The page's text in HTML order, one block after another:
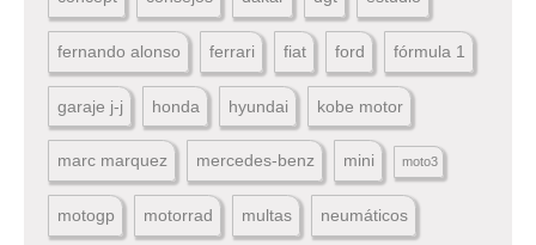
fernando alonso ferrari fiat ford fórmula 1
garaje j-j honda hyundai kobe motor
marc marquez mercedes-benz mini moto3
motogp motorrad multas neumáticos